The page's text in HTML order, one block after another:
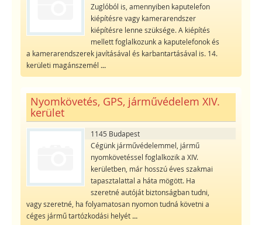
Zuglóból is, amennyiben kaputelefon
kiépítésre vagy kamerarendszer
kiépítésre lenne szüksége. A kiépítés
mellett foglalkozunk a kaputelefonok és
a kamerarendszerek javításával és karbantartásával is. 14.
kerületi magánszemél ...
Nyomkövetés, GPS, járművédelem XIV.
kerület
1145 Budapest
Cégünk járművédelemmel, jármű
nyomkövetéssel foglalkozik a XIV.
kerületben, már hosszú éves szakmai
tapasztalattal a háta mögött. Ha
szeretné autóját biztonságban tudni,
vagy szeretné, ha folyamatosan nyomon tudná követni a
céges jármű tartózkodási helyét...